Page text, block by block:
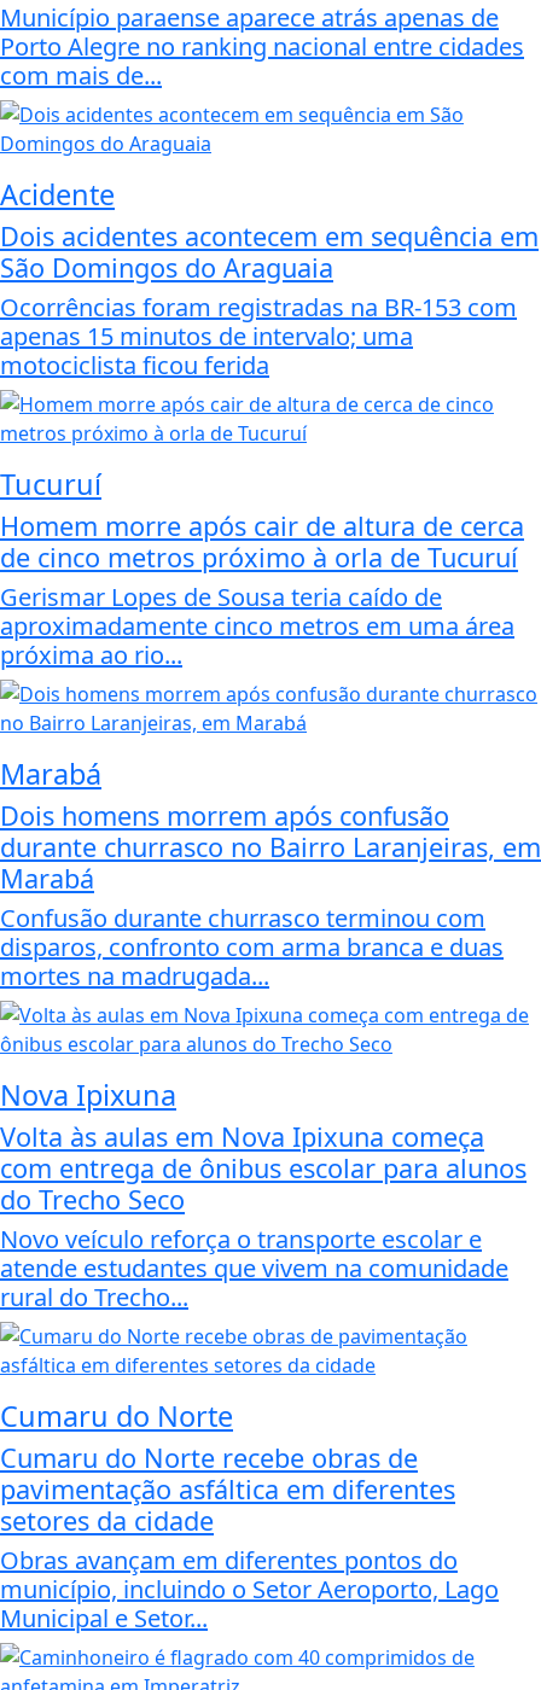
Município paraense aparece atrás apenas de
Porto Alegre no ranking nacional entre cidades
com mais de...
Acidente
Dois acidentes acontecem em sequência em
São Domingos do Araguaia
Ocorrências foram registradas na BR-153 com
apenas 15 minutos de intervalo; uma
motociclista ficou ferida
Tucuruí
Homem morre após cair de altura de cerca
de cinco metros próximo à orla de Tucuruí
Gerismar Lopes de Sousa teria caído de
aproximadamente cinco metros em uma área
próxima ao rio...
Marabá
Dois homens morrem após confusão
durante churrasco no Bairro Laranjeiras, em
Marabá
Confusão durante churrasco terminou com
disparos, confronto com arma branca e duas
mortes na madrugada...
Nova Ipixuna
Volta às aulas em Nova Ipixuna começa
com entrega de ônibus escolar para alunos
do Trecho Seco
Novo veículo reforça o transporte escolar e
atende estudantes que vivem na comunidade
rural do Trecho...
Cumaru do Norte
Cumaru do Norte recebe obras de
pavimentação asfáltica em diferentes
setores da cidade
Obras avançam em diferentes pontos do
município, incluindo o Setor Aeroporto, Lago
Municipal e Setor...